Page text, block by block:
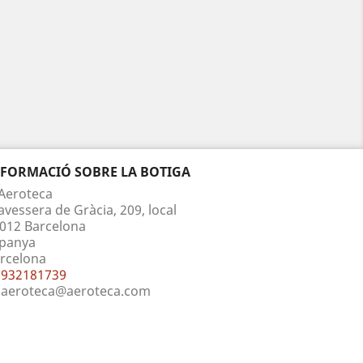
SOBRE LA BOTIGA
de Gràcia, 209, local
Barcelona
932181739